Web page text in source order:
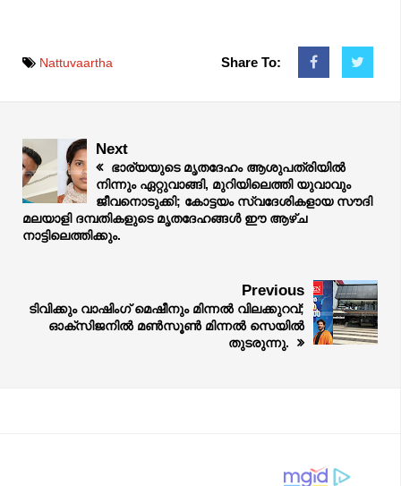
Nattuvaartha Share To:
Next
ഭാര്യയുടെ മൃതദേഹം ആശുപത്രിയിൽ
നിന്നും ഏറ്റുവാങ്ങി, മുറിയിലെത്തി യുവാവും
ജീവനൊടുക്കി; കോട്ടയം സ്വദേശികളായ സൗദി
മലയാളി ദമ്പതികളുടെ മൃതദേഹങ്ങൾ ഈ ആഴ്ച
നാട്ടിലെത്തിക്കും.
Previous
ടിവിക്കും വാഷിംഗ് മെഷീനും മിന്നല്‍ വിലക്കുറവ്;
ഓക്‌സിജനില്‍ മണ്‍സൂണ്‍ മിന്നല്‍ സെയില്‍
തുടരുന്നു.